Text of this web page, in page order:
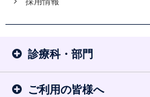
診療科・部門
ご利用の皆様へ